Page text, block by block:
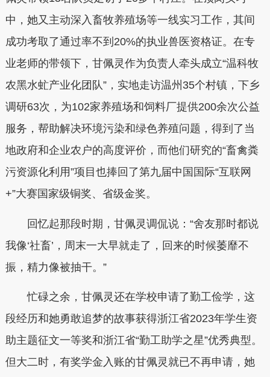
中，她又主动深入畜牧养殖场等一线实习工作，其间
成功考取了通过率不到20%的执业兽医资格证。在专
业老师的带领下，甘佩灵作为负责人牵头成立“温科牧
农黑水虻产业化团队”，实地走访温州35个村镇，下乡
调研63次，为102家养殖场和饲料厂提供200余次公益
服务，帮助解决环境污染和绿色养殖问题，得到了当
地政府和企业农户的高度评价，而他们研究的“畜禽粪
污资源化利用”项目也捧回了第九届中国国际“互联网
+”大赛国家级铜奖、省级金奖。
回忆起那段时期，甘佩灵调侃说：“舍友那时都说
我像‘社畜’，周末一大早就走了，回来的时候萎靡不
振，精力像被抽干。”
忙碌之余，甘佩灵还在学校申请了勤工俭学，这
段经历和她勇敢追梦的故事获得浙江省2023年学生资
助主题征文一等奖和浙江省“勤工助学之星”优秀典型。
但大二时，有奖学金入账的甘佩灵就已不再申请，她